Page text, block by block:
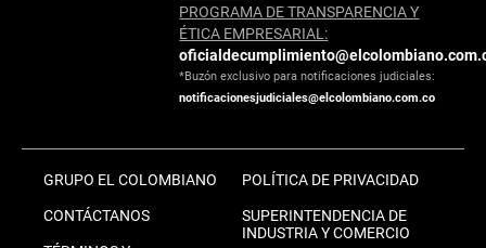
PROGRAMA DE TRANSPARENCIA Y
ÉTICA EMPRESARIAL:
*Buzón exclusivo para notificaciones judiciales:
notificacionesjudiciales@elcolombiano.com.co
GRUPO EL COLOMBIANO
CONTÁCTANOS
POLÍTICA DE PRIVACIDAD
SUPERINTENDENCIA DE
INDUSTRIA Y COMERCIO